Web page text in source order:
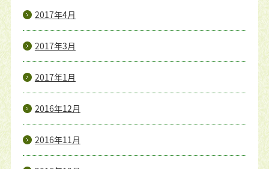
2017年4月
2017年3月
2017年1月
2016年12月
2016年11月